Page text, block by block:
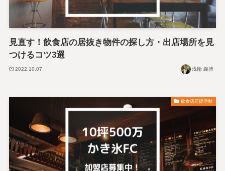
見直す！飲食店の居抜き物件の探し方・出店場所を見
つけるコツ3選
2022.10.07 浅輪 義博
飲食店応援活動